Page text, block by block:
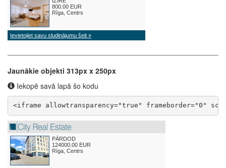
Jaunākie objekti 313px x 250px
Iekopē savā lapā šo kodu
<iframe allowtransparency="true" frameborder="0"